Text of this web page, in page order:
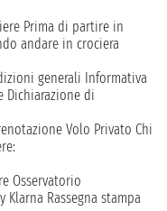
Prima di partire in
andare in crociera
generali Informativa
Dichiarazione di
Volo Privato Chi
Osservatorio
Klarna Rassegna stampa